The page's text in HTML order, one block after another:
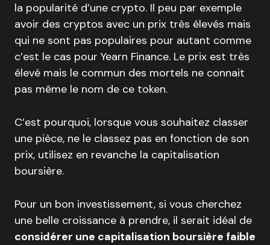
la popularité d’une crypto. Il peu par exemple
avoir des cryptos avec un prix très élevés mais
qui ne sont pas populaires pour autant comme
c’est le cas pour Yearn Finance. Le prix est très
élevé mais le commun des mortels ne connait
pas même le nom de ce token.
C’est pourquoi, lorsque vous souhaitez classer
une pièce, ne le classez pas en fonction de son
prix, utilisez en revanche la capitalisation
boursière.
Pour un bon investissement, si vous cherchez
une belle croissance à prendre, il serait idéal de
considérer une capitalisation boursière faible